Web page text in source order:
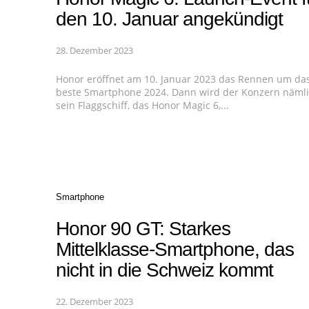
den 10. Januar angekündigt
28. Dezember 2023
Honor eröffnet am 10. Januar 2023 das Rennen um
beste Smartphone 2024. Dann wird der Konzern
sein Flaggschiff, das Honor Magic 6,...
Categories
Smartphone
Honor 90 GT: Starkes
Mittelklasse-Smartphone, das
nicht in die Schweiz kommt
22. Dezember 2023